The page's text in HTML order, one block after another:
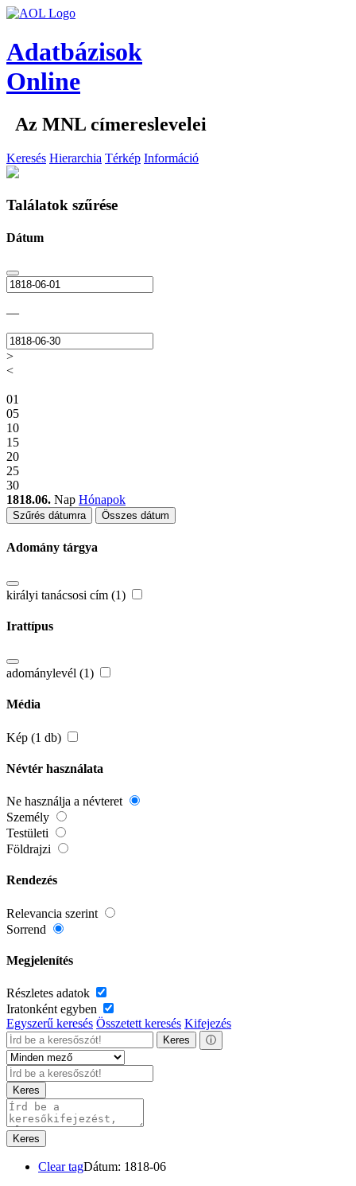
Adatbázisok
Online
Az MNL címereslevelei
Keresés Hierarchia Térkép Információ
Találatok szűrése
Dátum
—
>
<
01
05
10
15
20
25
30
1818.06. Nap Hónapok
Szűrés dátumra Összes dátum
Adomány tárgya
királyi tanácsosi cím (1)
Irattípus
adománylevél (1)
Média
Kép (1 db)
Névtér használata
Ne használja a névteret
Személy
Testületi
Földrajzi
Rendezés
Relevancia szerint
Sorrend
Megjelenítés
Részletes adatok
Iratonként egyben
Egyszerű keresés Összetett keresés Kifejezés
Keres ⓘ
Keres
Keres
Clear tagDátum: 1818-06